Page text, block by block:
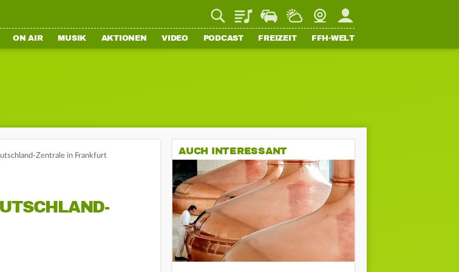
PlaylistStaupilotWetterWebcamMein FFH
ON AIR MUSIK AKTIONEN VIDEO PODCAST FREIZEIT FFH-WELT
Zentrale in Frankfurt
AUCH INTERESSANT